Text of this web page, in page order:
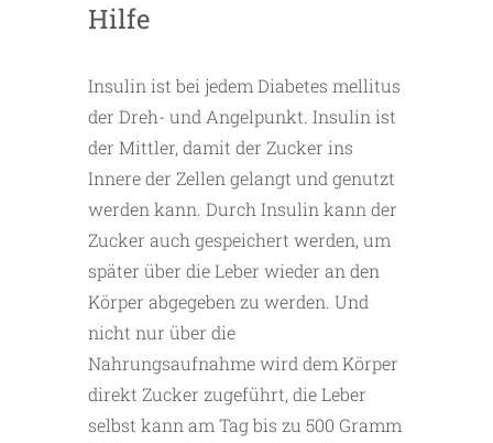
Hilfe
Insulin ist bei jedem Diabetes mellitus
der Dreh- und Angelpunkt. Insulin ist
der Mittler, damit der Zucker ins
Innere der Zellen gelangt und genutzt
werden kann. Durch Insulin kann der
Zucker auch gespeichert werden, um
später über die Leber wieder an den
Körper abgegeben zu werden. Und
nicht nur über die
Nahrungsaufnahme wird dem Körper
direkt Zucker zugeführt, die Leber
selbst kann am Tag bis zu 500 Gramm